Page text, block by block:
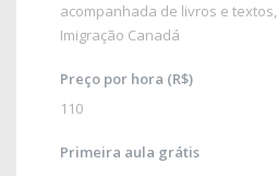
acompanhada de livros e textos,
Imigração Canadá
Preço por hora (R$)
110
Primeira aula grátis